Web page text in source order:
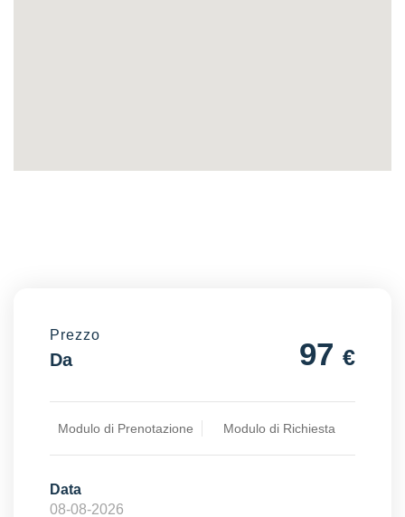
Prezzo
Da 97 €
Modulo di Prenotazione Modulo di Richiesta
Data